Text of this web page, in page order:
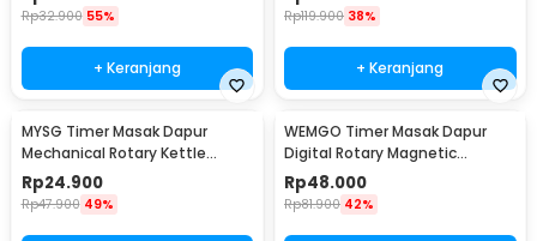
Rp32.900 55%
+ Keranjang
Rp119.900 38%
+ Keranjang
MYSG Timer Masak Dapur
Mechanical Rotary Kettle
Kitchen Countdown - M-63
Rp24.900
Rp47.900 49%
WEMGO Timer Masak Dapur
Digital Rotary Magnetic
Kitchen Countdown - H-217
Rp48.000
Rp81.900 42%